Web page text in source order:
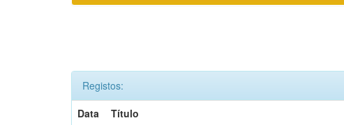
Registos:
Data
Título